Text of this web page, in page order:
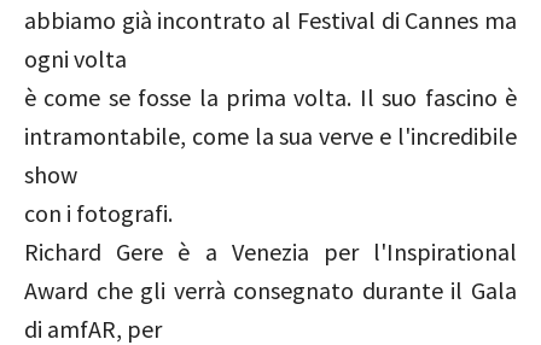
abbiamo già incontrato al Festival di Cannes ma
ogni volta
è come se fosse la prima volta. Il suo fascino è
intramontabile, come la sua verve e l'incredibile
show
con i fotografi.
Richard Gere è a Venezia per l'Inspirational
Award che gli verrà consegnato durante il Gala
di amfAR, per